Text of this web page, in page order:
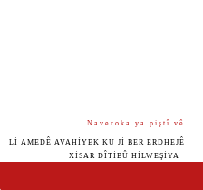
Naveroka ya piştî vê
LI AMEDÊ AVAHIYEK KU JI BER ERDHEJÊ
XISAR DÎTIBÛ HILWEŞIYA